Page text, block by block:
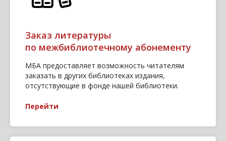
Заказ литературы
по межбиблиотечному абонементу
МБА предоставляет возможность читателям
заказать в других библиотеках издания,
отсутствующие в фонде нашей библиотеки.
Перейти